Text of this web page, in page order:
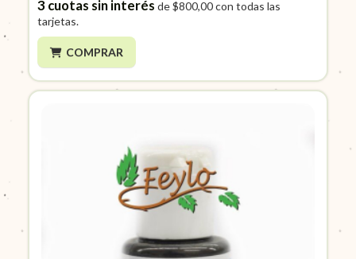
3cuotas sin interés de$800,00con todas las
tarjetas.
COMPRAR